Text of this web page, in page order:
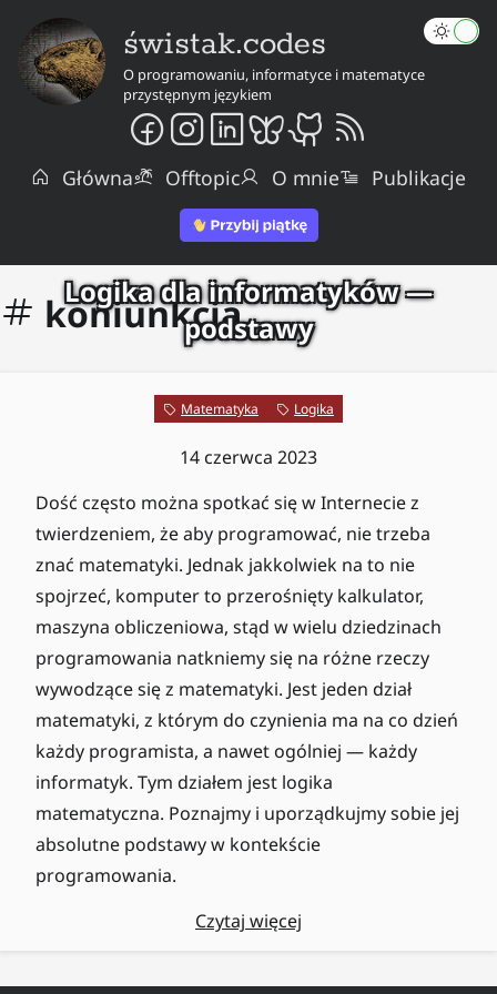
świstak.codes
O programowaniu, informatyce i matematyce
przystępnym językiem
Główna Offtopic O mnie Publikacje
koniunkcja
Logika dla informatyków —
podstawy
Matematyka Logika
14 czerwca 2023
Dość często można spotkać się w Internecie z
twierdzeniem, że aby programować, nie trzeba
znać matematyki. Jednak jakkolwiek na to nie
spojrzeć, komputer to przerośnięty kalkulator,
maszyna obliczeniowa, stąd w wielu dziedzinach
programowania natkniemy się na różne rzeczy
wywodzące się z matematyki. Jest jeden dział
matematyki, z którym do czynienia ma na co dzień
każdy programista, a nawet ogólniej — każdy
informatyk. Tym działem jest logika
matematyczna. Poznajmy i uporządkujmy sobie jej
absolutne podstawy w kontekście
programowania.
Czytaj więcej